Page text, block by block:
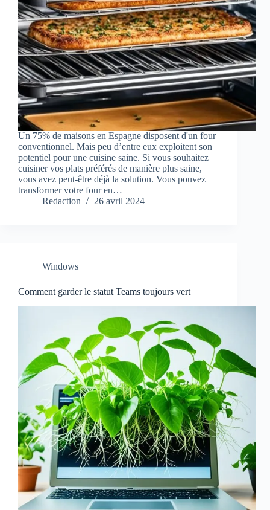
Un 75% de maisons en Espagne disposent d'un four
conventionnel. Mais peu d’entre eux exploitent son
potentiel pour une cuisine saine. Si vous souhaitez
cuisiner vos plats préférés de manière plus saine,
vous avez peut-être déjà la solution. Vous pouvez
transformer votre four en…
Redaction
26 avril 2024
Windows
Comment garder le statut Teams toujours vert